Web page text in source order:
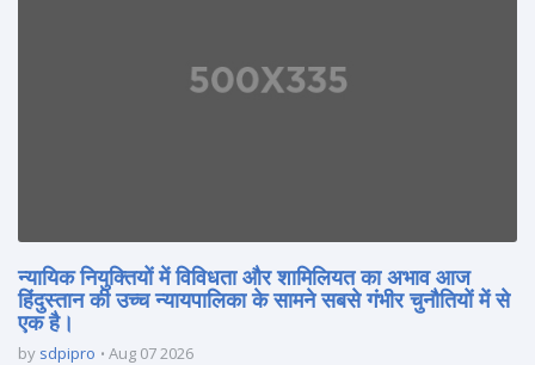
न्यायिक नियुक्तियों में विविधता और शामिलियत का अभाव आज
हिंदुस्तान की उच्च न्यायपालिका के सामने सबसे गंभीर चुनौतियों में से
एक है।
by sdpipro Aug 07 2026